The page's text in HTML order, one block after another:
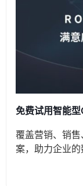
免费试用智能型
覆盖营销、销
案，助力企业的